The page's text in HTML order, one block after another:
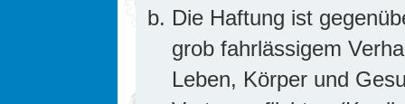
Die Haftung ist
grob fahrlässigem
Leben, Körper und